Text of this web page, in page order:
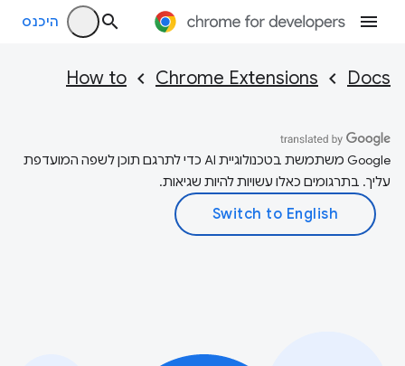
היכנס
Docs
Chrome Extensions
How to
‫Google משתמשת בטכנולוגיית AI כדי לתרגם תוכן לשפה המועדפת
עליך. בתרגומים כאלו עשויות להיות שגיאות.